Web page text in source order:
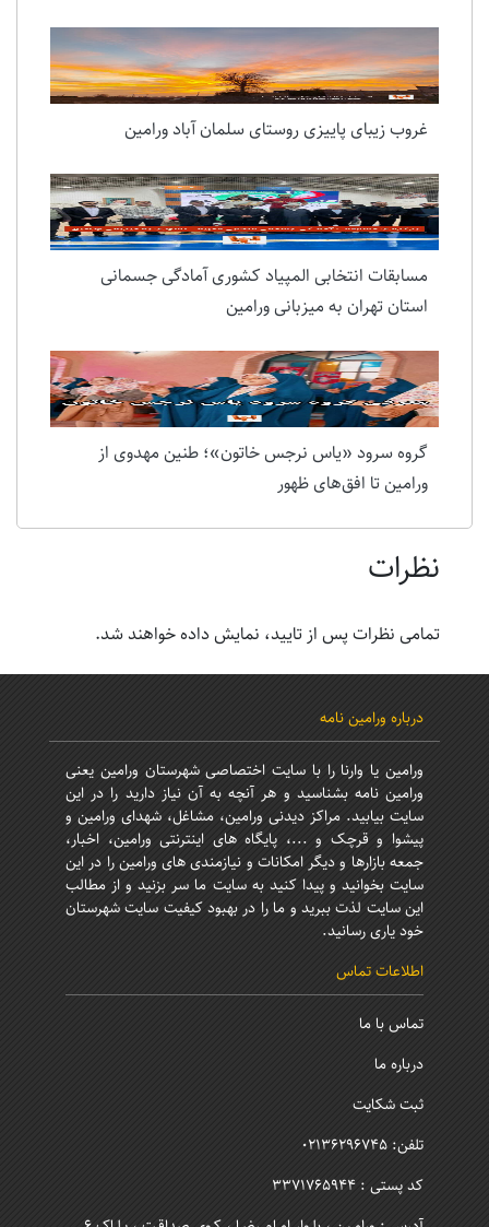
غروب زیبای پاییزی روستای سلمان آباد ورامین
مسابقات انتخابی المپیاد کشوری آمادگی جسمانی
استان تهران به میزبانی ورامین
گروه سرود «یاس نرجس خاتون»؛ طنین مهدوی از
ورامین تا افق‌های ظهور
نظرات
تمامی نظرات پس از تایید، نمایش داده خواهند شد.
درباره ورامین نامه
ورامین یا وارنا را با سایت اختصاصی شهرستان ورامین یعنی
ورامین نامه بشناسید و هر آنچه به آن نیاز دارید را در این
سایت بیابید. مراکز دیدنی ورامین، مشاغل، شهدای ورامین و
پیشوا و قرچک و ...، پایگاه های اینترنتی ورامین، اخبار،
جمعه بازارها و دیگر امکانات و نیازمندی های ورامین را در این
سایت بخوانید و پیدا کنید به سایت ما سر بزنید و از مطالب
این سایت لذت ببرید و ما را در بهبود کیفیت سایت شهرستان
خود یاری رسانید.
اطلاعات تماس
تماس با ما
درباره ما
ثبت شکایت
تلفن: 02136296745
کد پستی : 3371765944